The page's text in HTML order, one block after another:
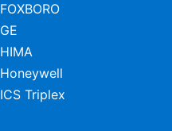
FOXBORO
GE
HIMA
Honeywell
ICS Triplex